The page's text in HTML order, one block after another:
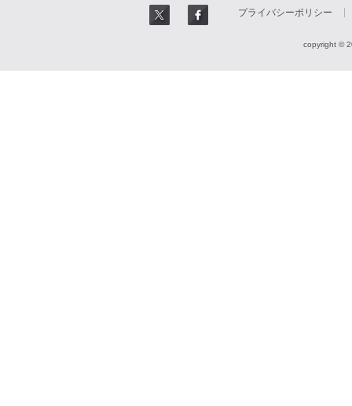
プライバシーポリシー
copyright ©